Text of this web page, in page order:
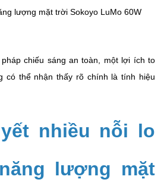
lượng mặt trời Sokoyo LuMo 60W
chiếu sáng an toàn, một lợi ích to
có thể nhận thấy rõ chính là tính hiệu
nhiều nỗi lo
lượng mặt